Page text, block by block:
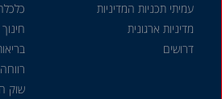
עמיתי תכניות המדיניות
מדיניות ארגונית
דרושים
חינוך
רווחה
שוק